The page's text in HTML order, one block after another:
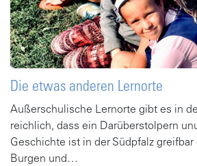
Die etwas anderen Lernorte
Außerschulische Lernorte gibt es in
reichlich, dass ein Darüberstolpern
Geschichte ist in der Südpfalz
Burgen und…